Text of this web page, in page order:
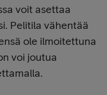
voit asettaa
Pelitila vähentää
ole ilmoitettuna
voi joutua